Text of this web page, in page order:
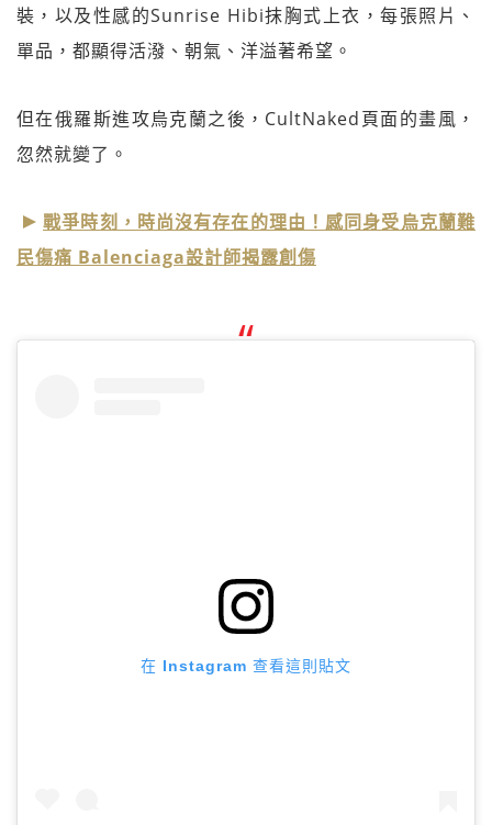
裝，以及性感的Sunrise Hibi抹胸式上衣，每張照片、
單品，都顯得活潑、朝氣、洋溢著希望。
但在俄羅斯進攻烏克蘭之後，CultNaked頁面的畫風，
忽然就變了。
戰爭時刻，時尚沒有存在的理由！感同身受烏克蘭難
民傷痛 Balenciaga設計師揭露創傷
在 Instagram 查看這則貼文